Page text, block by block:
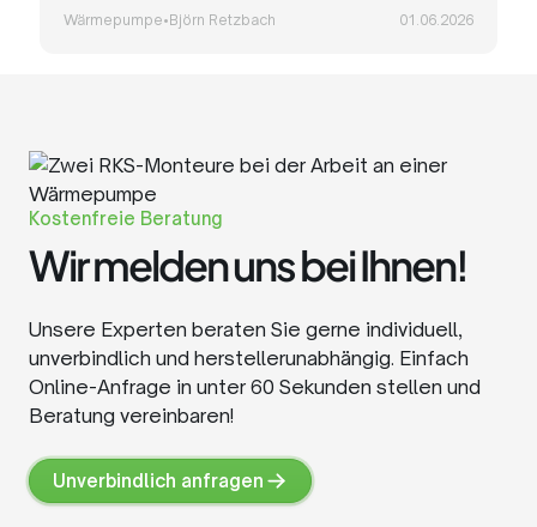
Wärmepumpe•Björn Retzbach 01.06.2026
Kostenfreie Beratung
Wir melden uns bei Ihnen!
Unsere Experten beraten Sie gerne individuell,
unverbindlich und herstellerunabhängig. Einfach
Online-Anfrage in unter 60 Sekunden stellen und
Beratung vereinbaren!
Unverbindlich anfragen
Unverbindlich